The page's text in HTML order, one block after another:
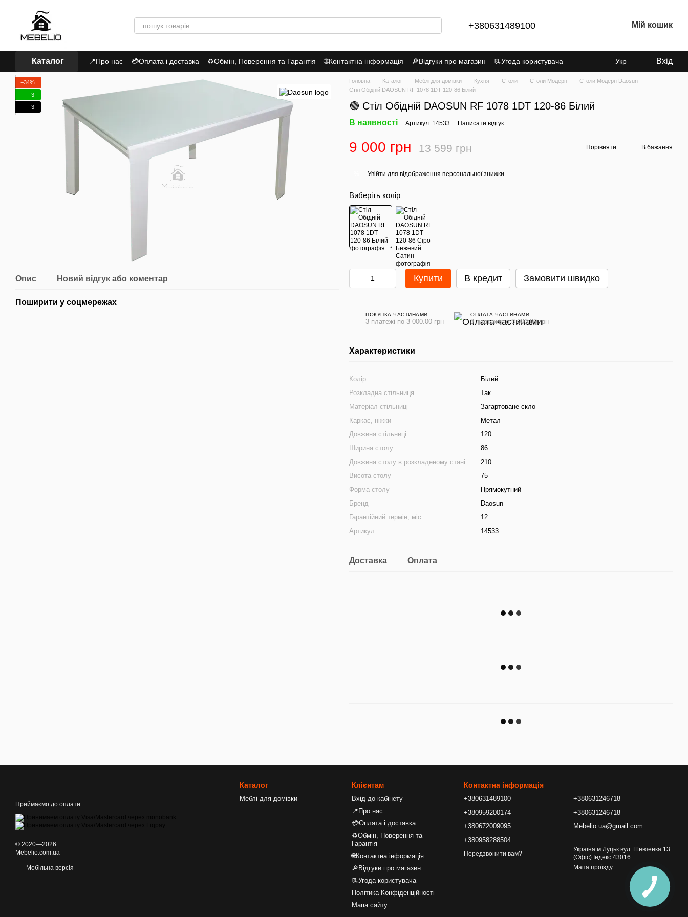
+380631489100 Мій кошик
Каталог 📍Про нас 💳Оплата і доставка ♻Обмін, Поверення та Гарантія 🌐Контактна інформація 🔎Відгуки про магазин
📃Угода користувача
Політика Конфіденційності
Укр Вхід
−34%
3
3
Опис Новий відгук або коментар
Поширити у соцмережах
Головна Каталог Меблі для домівки Кухня Столи Столи Модерн
Столи Модерн Daosun
Стіл Обідній DAOSUN RF 1078 1DT 120-86 Білий
🟢 Стіл Обідній DAOSUN RF 1078 1DT 120-86 Білий
В наявності Артикул: 14533 Написати відгук
9 000 грн 13 599 грн Порівняти В бажання
Увійти для відображення персональної знижки
Виберіть колір
Купити В кредит Замовити швидко
ПОКУПКА ЧАСТИНАМИ
3 платежі по 3 000.00 грн
ОПЛАТА ЧАСТИНАМИ
3 платежі по 3 000.00 грн
Характеристики
Колір
Білий
Розкладна стільниця
Так
Матеріал стільниці
Загартоване скло
Каркас, ніжки
Метал
Довжина стільниці
120
Ширина столу
86
Довжина столу в розкладеному стані
210
Висота столу
75
Форма столу
Прямокутний
Бренд
Daosun
Гарантійний термін, міс.
12
Артикул
14533
Доставка Оплата
Приймаємо до оплати
© 2020—2026
Mebelio.com.ua
Мобільна версія
Каталог
Меблі для домівки
Клієнтам
Вхід до кабінету
📍Про нас
💳Оплата і доставка
♻Обмін, Поверення та
Гарантія
🌐Контактна інформація
🔎Відгуки про магазин
📃Угода користувача
Політика Конфіденційності
Мапа сайту
Контактна інформація
+380631489100
+380959200174
+380672009095
+380958288504
Передзвонити вам?
+380631246718
+380631246718
Mebelio.ua@gmail.com
Україна м.Луцьк вул. Шевченка 13
(Офіс) Індекс 43016
Мапа проїзду